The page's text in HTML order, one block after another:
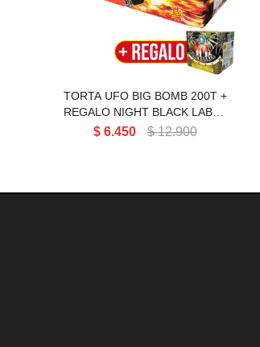
TORTA UFO BIG BOMB 200T +
REGALO NIGHT BLACK LABEL
/ 25 TIROS
$ 6.450 $ 12.900